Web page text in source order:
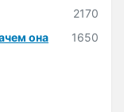
2170
она
1650